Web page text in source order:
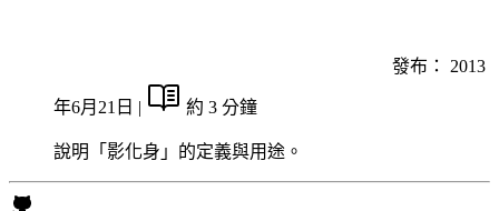
發布： 2013
年6月21日 | 約 3 分鐘
說明「影化身」的定義與用途。